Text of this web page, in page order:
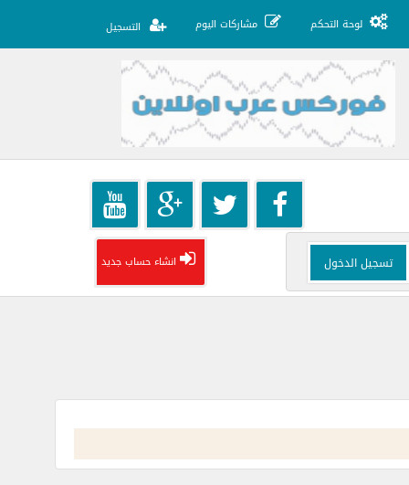
لوحة التحكم مشاركات اليوم التسجيل
انشاء حساب جديد